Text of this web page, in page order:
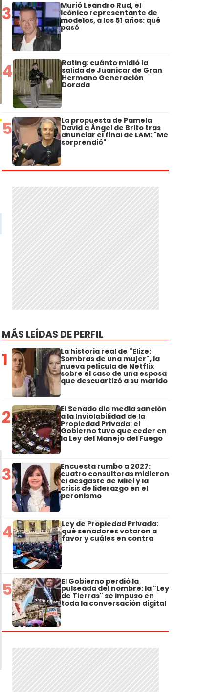
3 Murió Leandro Rud, el
icónico representante de
modelos, a los 51 años: qué
pasó
4 Rating: cuánto midió la
salida de Juanicar de Gran
Hermano Generación
Dorada
5 La propuesta de Pamela
David a Ángel de Brito tras
anunciar el final de LAM: "Me
sorprendió"
MÁS LEÍDAS DE PERFIL
1 La historia real de "Elize:
Sombras de una mujer", la
nueva película de Netflix
sobre el caso de una esposa
que descuartizó a su marido
2 El Senado dio media sanción
a la Inviolabilidad de la
Propiedad Privada: el
Gobierno tuvo que ceder en
la Ley del Manejo del Fuego
3 Encuesta rumbo a 2027:
cuatro consultoras midieron
el desgaste de Milei y la
crisis de liderazgo en el
peronismo
4 Ley de Propiedad Privada:
qué senadores votaron a
favor y cuáles en contra
5 El Gobierno perdió la
pulseada del nombre: la "Ley
de Tierras" se impuso en
toda la conversación digital